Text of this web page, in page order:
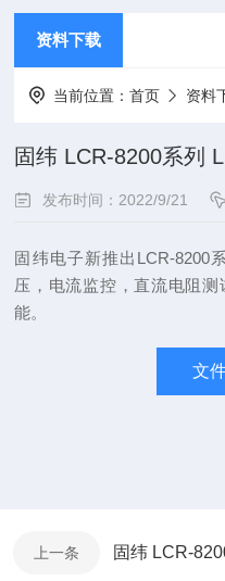
资料下载
当前位置：首页 资料
固纬 LCR-8200系列
发布时间：2022/9/21
固纬电子新推出LCR-8200
压，电流监控，直流电阻
能。
文
上一条 固纬 LCR-